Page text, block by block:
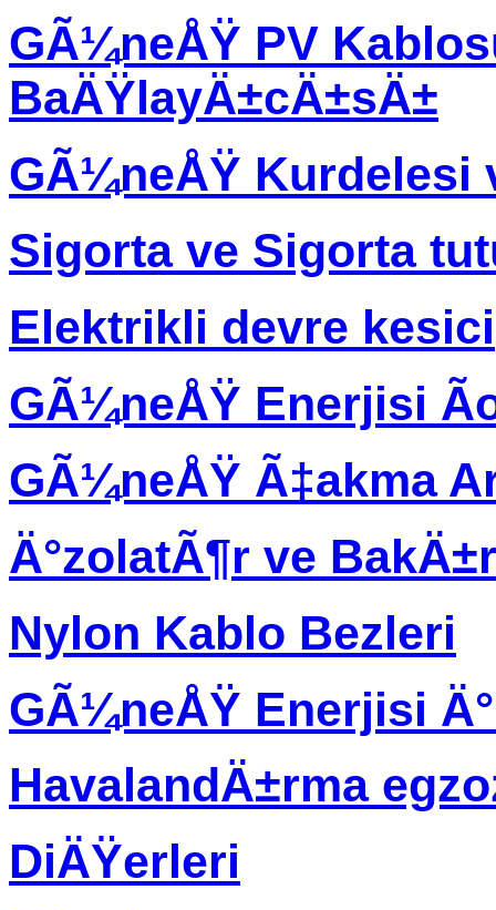
GÃ¼neÅŸ PV
BaÄŸlayÄ±cÄ±sÄ±
GÃ¼neÅŸ Kurdelesi
Sigorta ve Sigorta
Elektrikli devre kesici
GÃ¼neÅŸ Enerjisi
GÃ¼neÅŸ Ã‡akma
Ä°zolatÃ¶r ve
Nylon Kablo Bezleri
GÃ¼neÅŸ Enerjisi
HavalandÄ±rma
DiÄŸerleri